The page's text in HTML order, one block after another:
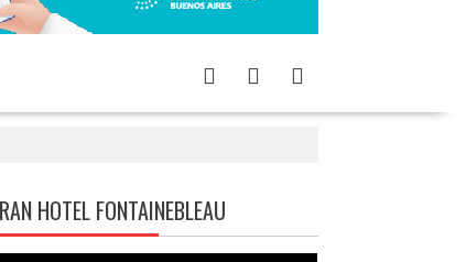
HOTEL FONTAINEBLEAU